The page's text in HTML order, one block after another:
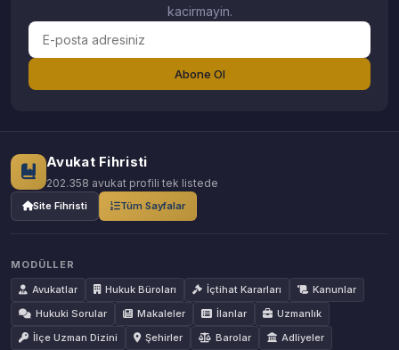
kacirmayin.
Abone Ol
Avukat Fihristi
202.358 avukat profili tek listede
Site Fihristi Tüm Sayfalar
MODÜLLER
Avukatlar
Hukuk Büroları İçtihat Kararları
Kanunlar
Hukuki Sorular
Makaleler İlanlar
Uzmanlık
İlçe Uzman Dizini
Şehirler Barolar
Adliyeler